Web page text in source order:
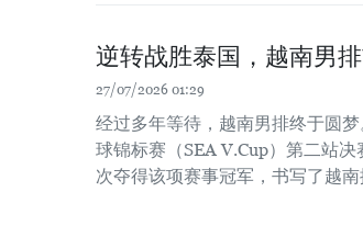
逆转战胜泰国，越南男
27/07/2026 01:29
经过多年等待，越南男排终于圆
球锦标赛（SEA V.Cup）第二站
次夺得该项赛事冠军，书写了越南